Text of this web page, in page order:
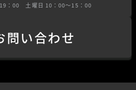
：00 ⼟曜⽇ 10：00〜15：00
問い合わせ